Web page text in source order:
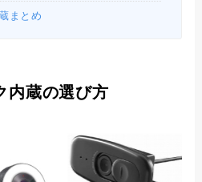
まとめ
内蔵の選び方